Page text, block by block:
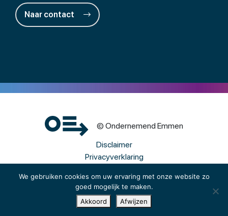
We gebruiken cookies om uw ervaring met onze website zo
goed mogelijk te maken.
Akkoord
Afwijzen
Naar contact
© Ondernemend Emmen
Disclaimer
Privacyverklaring
Een wwwebsite van Webba